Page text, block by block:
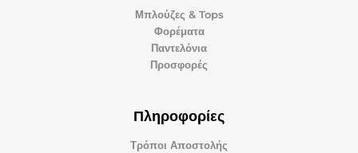
Μπλούζες & Tops
Φορέματα
Παντελόνια
Προσφορές
Πληροφορίες
Τρόποι Αποστολής